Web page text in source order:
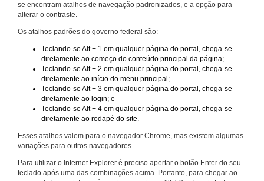
se encontram atalhos de navegação padronizados, e a opção para
alterar o contraste.
Os atalhos padrões do governo federal são:
Teclando-se Alt + 1 em qualquer página do portal, chega-se
diretamente ao começo do conteúdo principal da página;
Teclando-se Alt + 2 em qualquer página do portal, chega-se
diretamente ao início do menu principal;
Teclando-se Alt + 3 em qualquer página do portal, chega-se
diretamente ao login; e
Teclando-se Alt + 4 em qualquer página do portal, chega-se
diretamente ao rodapé do site.
Esses atalhos valem para o navegador Chrome, mas existem algumas
variações para outros navegadores.
Para utilizar o Internet Explorer é preciso apertar o botão Enter do seu
teclado após uma das combinações acima. Portanto, para chegar ao